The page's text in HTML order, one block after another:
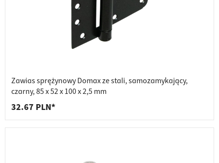
Zawias sprężynowy Domax ze stali, samozamykający,
czarny, 85 x 52 x 100 x 2,5 mm
32.67 PLN*